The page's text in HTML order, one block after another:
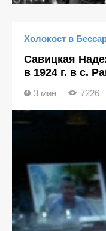
Холокост в
Савицкая
в 1924 г. в с.
3 мин 7226